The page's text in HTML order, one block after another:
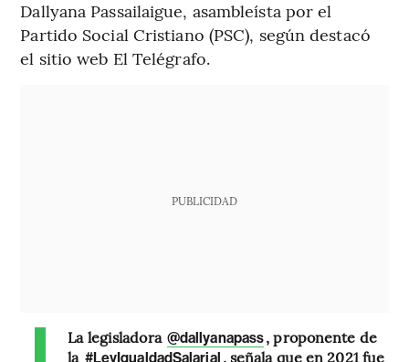
Dallyana Passailaigue, asambleísta por el
Partido Social Cristiano (PSC), según destacó
el sitio web El Telégrafo.
PUBLICIDAD
La legisladora @dallyanapass, proponente de
la #LeyIgualdadSalarial , señala que en 2021 fue